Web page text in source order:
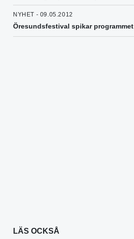
NYHET - 09.05.2012
Öresundsfestival spikar programmet
LÄS OCKSÅ